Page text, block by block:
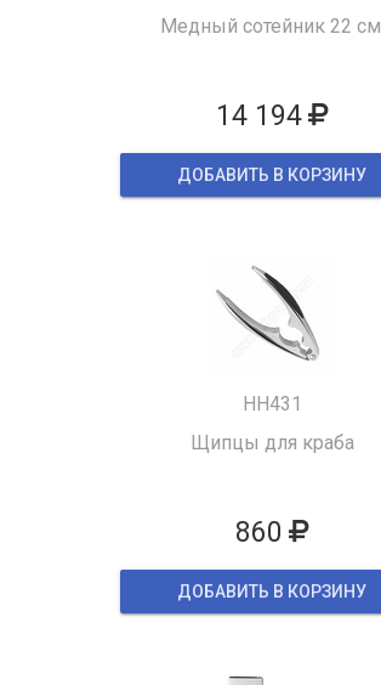
Медный сотейник 22 см.
14 194
ДОБАВИТЬ В КОРЗИНУ
HH431
Щипцы для краба
860
ДОБАВИТЬ В КОРЗИНУ